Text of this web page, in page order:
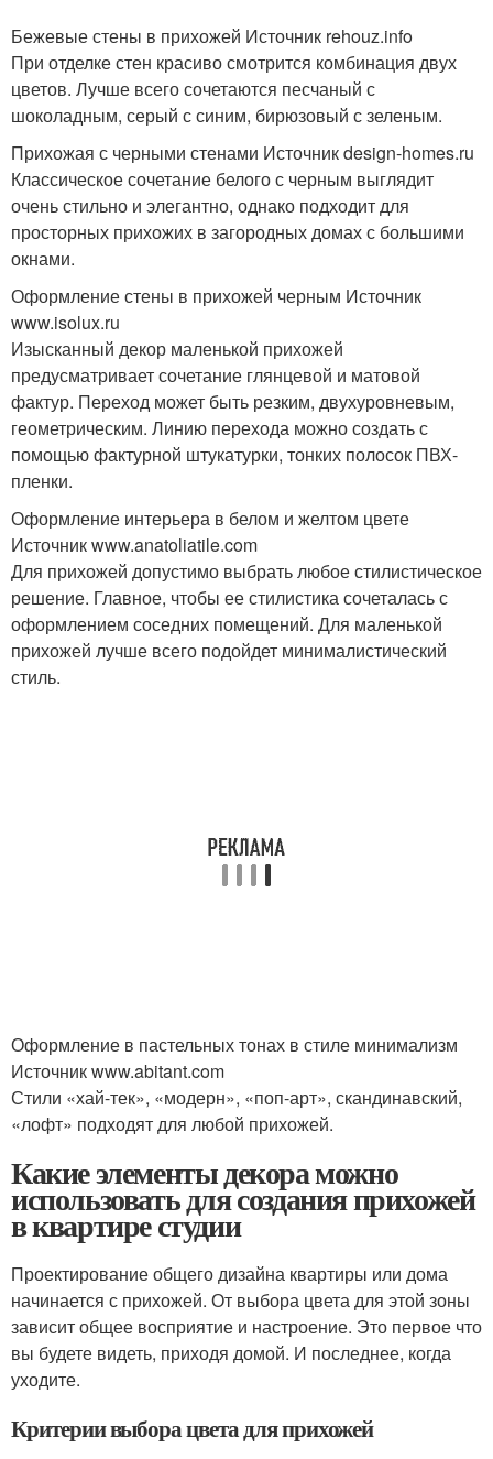
Бежевые стены в прихожей Источник rehouz.info
При отделке стен красиво смотрится комбинация двух
цветов. Лучше всего сочетаются песчаный с
шоколадным, серый с синим, бирюзовый с зеленым.
Прихожая с черными стенами Источник design-homes.ru
Классическое сочетание белого с черным выглядит
очень стильно и элегантно, однако подходит для
просторных прихожих в загородных домах с большими
окнами.
Оформление стены в прихожей черным Источник
www.isolux.ru
Изысканный декор маленькой прихожей
предусматривает сочетание глянцевой и матовой
фактур. Переход может быть резким, двухуровневым,
геометрическим. Линию перехода можно создать с
помощью фактурной штукатурки, тонких полосок ПВХ-
пленки.
Оформление интерьера в белом и желтом цвете
Источник www.anatoliatile.com
Для прихожей допустимо выбрать любое стилистическое
решение. Главное, чтобы ее стилистика сочеталась с
оформлением соседних помещений. Для маленькой
прихожей лучше всего подойдет минималистический
стиль.
Оформление в пастельных тонах в стиле минимализм
Источник www.abitant.com
Стили «хай-тек», «модерн», «поп-арт», скандинавский,
«лофт» подходят для любой прихожей.
Какие элементы декора можно
использовать для создания прихожей
в квартире студии
Проектирование общего дизайна квартиры или дома
начинается с прихожей. От выбора цвета для этой зоны
зависит общее восприятие и настроение. Это первое что
вы будете видеть, приходя домой. И последнее, когда
уходите.
Критерии выбора цвета для прихожей